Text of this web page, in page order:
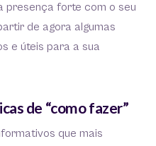
presença forte com o seu
de agora algumas
e úteis para a sua
de “como fazer”
que mais